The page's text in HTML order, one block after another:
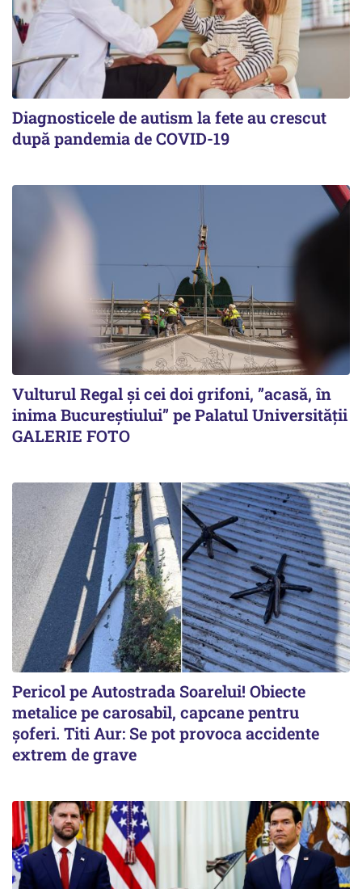
Diagnosticele de autism la fete au crescut
după pandemia de COVID-19
Vulturul Regal și cei doi grifoni, ”acasă, în
inima Bucureștiului” pe Palatul Universității
GALERIE FOTO
Pericol pe Autostrada Soarelui! Obiecte
metalice pe carosabil, capcane pentru
șoferi. Titi Aur: Se pot provoca accidente
extrem de grave